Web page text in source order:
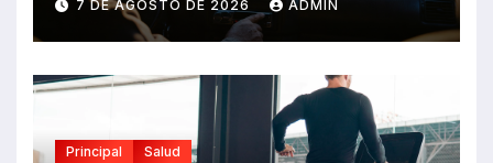
7 DE AGOSTO DE 2026 ADMIN
Principal Salud